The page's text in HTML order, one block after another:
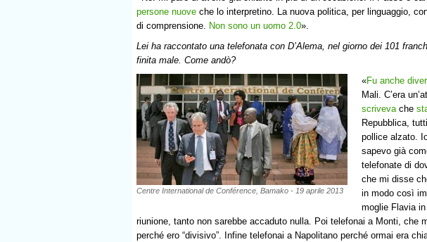
persone nuove che lo interpretino. La nuova politica, per linguaggio,
di comprensione.
Non sono un uomo 2.0».
Lei ha raccontato una telefonata con D’Alema, nel giorno dei 101
finita male. Come andò?
Centre International de Conférence, Bamako - 19 aprile 2013
«Fu anche
Mali. C’era
scrivevache
Repubblica,
pollice alzato.
sapevo già
telefonate di
che mi disse
in modo così
moglie Flavia
riunione, tanto non sarebbe accaduto nulla. Poi telefonai a Monti, che
perché ero “divisivo”. Infine telefonai a Napolitano perché ormai era